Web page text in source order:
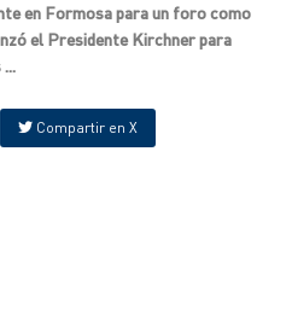
en Formosa para un foro como
el Presidente Kirchner para
Compartir en X